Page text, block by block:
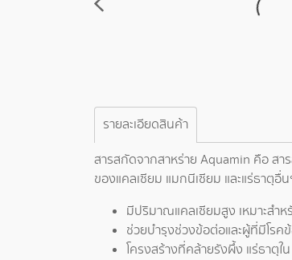
รายละเอียดสินค้า
สารสกัดจากสาหร่าย Aquamin คือ ส
ของแคลเซียม แมกนีเซียม และแร่ธาตุอื่
มีปริมาณแคลเซียมสูง เหมาะสำ
ช่วยบำรุงช่วงข้อต่อและผู้ที่มีโรคข้
โครงสร้างที่คล้ายรังผึ้ง แร่ธาตุ